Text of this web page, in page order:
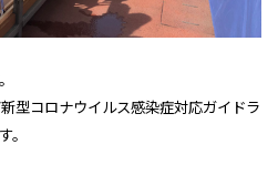
型コロナウイルス感染症対応ガイドラ
。